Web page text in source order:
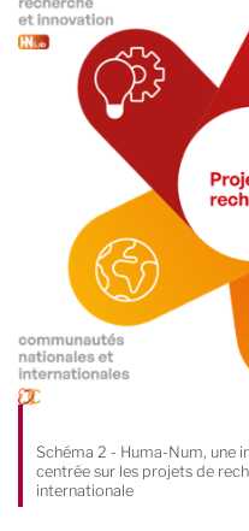
Schéma 2 - Huma-Num, une
centrée sur les projets de
internationale